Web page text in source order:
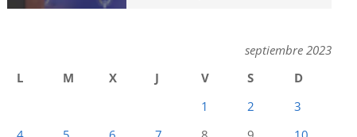
septiembre 2023
L
M X J V S
D
1
2
3